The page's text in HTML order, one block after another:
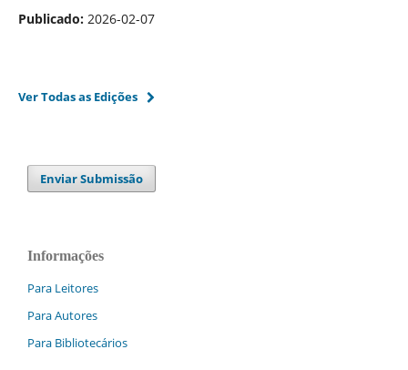
Publicado: 2026-02-07
Ver Todas as Edições
Enviar Submissão
Informações
Para Leitores
Para Autores
Para Bibliotecários